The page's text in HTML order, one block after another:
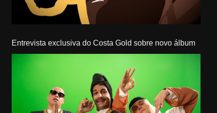
Entrevista exclusiva do Costa Gold sobre novo álbum